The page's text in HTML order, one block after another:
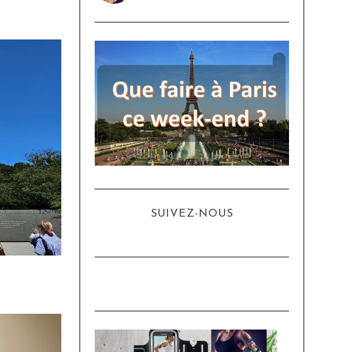
SUIVEZ-NOUS